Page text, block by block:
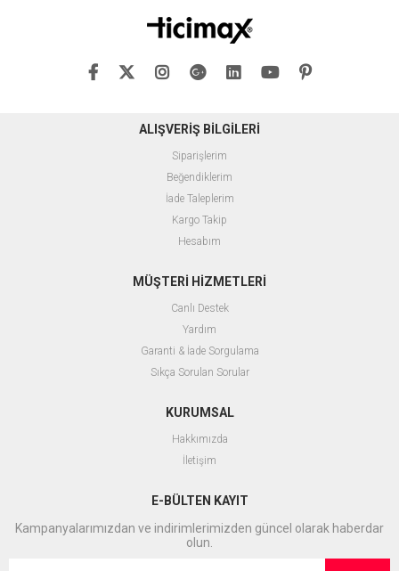
ALIŞVERİŞ BİLGİLERİ
Siparişlerim
Beğendiklerim
İade Taleplerim
Kargo Takip
Hesabım
MÜŞTERİ HİZMETLERİ
Canlı Destek
Yardım
Garanti & İade Sorgulama
Sıkça Sorulan Sorular
KURUMSAL
Hakkımızda
İletişim
E-BÜLTEN KAYIT
Kampanyalarımızdan ve indirimlerimizden güncel olarak haberdar
olun.